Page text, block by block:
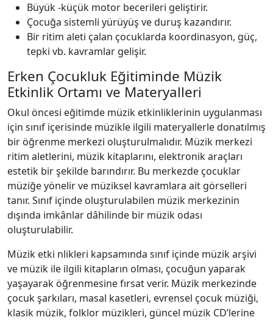
Büyük -küçük motor becerileri geliştirir.
Çocuğa sistemli yürüyüş ve duruş kazandırır.
Bir ritim aleti çalan çocuklarda koordinasyon, güç,
tepki vb. kavramlar gelişir.
Erken Çocukluk Eğitiminde Müzik
Etkinlik Ortamı ve Materyalleri
Okul öncesi eğitimde müzik etkinliklerinin uygulanması
için sınıf içerisinde müzikle ilgili materyallerle donatılmış
bir öğrenme merkezi oluşturulmalıdır. Müzik merkezi
ritim aletlerini, müzik kitaplarını, elektronik araçları
estetik bir şekilde barındırır. Bu merkezde çocuklar
müziğe yönelir ve müziksel kavramlara ait görselleri
tanır. Sınıf içinde oluşturulabilen müzik merkezinin
dışında imkânlar dâhilinde bir müzik odası
oluşturulabilir.
Müzik etki nlikleri kapsamında sınıf içinde müzik arşivi
ve müzik ile ilgili kitapların olması, çocuğun yaparak
yaşayarak öğrenmesine fırsat verir. Müzik merkezinde
çocuk şarkıları, masal kasetleri, evrensel çocuk müziği,
klasik müzik, folklor müzikleri, güncel müzik CD’lerine